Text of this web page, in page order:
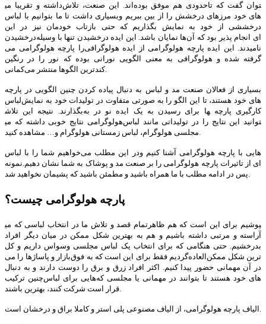
داشته و تقریبا می‎توان گفت که تاحدودی هم موفق بوده‌اند. این صنعت، تلاش
بسیاری داشت تا ما بتوانیم با لباس‌‎های خود مرزهای درخشش را از بین ببریم و
درخششی از خود به نمایش بگذاریم که حتی بازتاب خودمان نیز در این
درخشیدن‎‌ها نمایان باشد. این ایده درخشیدن تنها با وسیله‌‎ای انجام پذیر بود که آن
را پارچه هولوگرامی می‎‌نامیدند. این ایده پارچه هولوگرامی از ایده هولوگرافی
گرفته شده و هولوگرافی به معنی الگویی نورانی بوده که نور را در رنگین
کمانی‎‌ترین الگوها منتشر می‎‌کند.
بسیاری از فعالان صنعت مد و لباس به دنبال پیاده کردن چنین الگویی در پارچه
لباس‎‌های خود هستند، تا این الگو را به صورتی متفاوت در تولیدات خود به نمایش
بگذارند. نتیجه این تلاش‎ها برای رسیدن به یک ایده نو در به‎ کارگیری پارچه
هولوگرامی نتایج خوبی داشته که می‎توانید این نتایج را در تولیداتی مانند لباس
مجلسی هولوگرام، لباس زمستانی هولوگرام و… مشاهده کنید.
در این مطلب می‌خواهیم شما را با لباس‎‌هایی با پارچه هولوگرامی آشنا کنیم و
نمونه‌‎ای از تاثیرات پارچه هولوگرامی را بر صنعت مد و پوشاک به شما نشان دهیم.
پس در ادامه مطلب با ما همراه باشید و مطمئن باشید که پشیمان نخواهید شد.
پارچه هولوگرامی چیست؟
تمام قصد و تلاش ما در انتخاب لباسی که می‎پوشیم برای این است که هم ظاهر
آراسته و مرتبی داشته باشیم و هم به بهترین شکل ممکن در میان دیگر افراد
بدرخشیم. حتی هنگامی که برای انتخاب یک لباس مجلسی وسواس داریم و کل
بازار و پاساژها را می‌‎گردیم فقط برای این است که به فوق‌‎العاده‌‎ترین شکل ممکن
در آن مهمانی حضور پیدا کنیم. اکثر افراد زرق و برق را دوست دارند و به دنبال
چنین ترکیب‎‌هایی برای لباس‎‌های خود هستند تا بتوانند در مهمانی یا مجلسی که
قرار است شرکت کنند، بهترین باشند.
الیاف پارچه هولوگرامی، از الیاف مصنوعی پلی استر و کاملا براق و درخشان است.